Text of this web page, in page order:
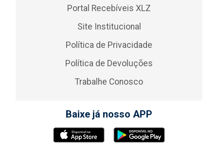
Portal Recebíveis XLZ
Site Institucional
Política de Privacidade
Política de Devoluções
Trabalhe Conosco
Baixe já nosso APP